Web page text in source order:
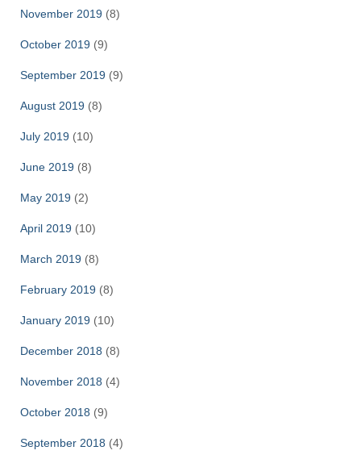
November 2019 (8)
October 2019 (9)
September 2019 (9)
August 2019 (8)
July 2019 (10)
June 2019 (8)
May 2019 (2)
April 2019 (10)
March 2019 (8)
February 2019 (8)
January 2019 (10)
December 2018 (8)
November 2018 (4)
October 2018 (9)
September 2018 (4)